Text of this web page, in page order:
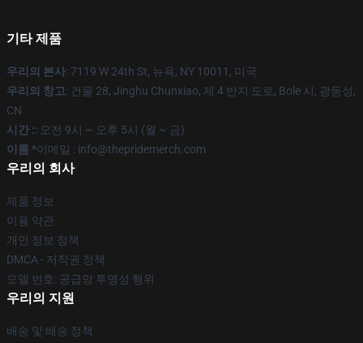
기타 제품
우리의 본사: 7119 W 24th St, 뉴욕, NY 10011, 미국
우리의 창고: 건물 28, Jinghu Chunxiao, 제 4 반지 도로, Bole 시, 광동성,
CN
시간 :: 오전 9시 ~ 오후 5시 (월 ~ 금)
이름 *이메일 : info@thepridemerch.com
우리의 회사
제품 정보
이용 약관
개인 정보 정책
DMCA - 저작권 정책
모델 번호: 공급망 투명성 행위
우리의 지원
배송 및 배송 정책